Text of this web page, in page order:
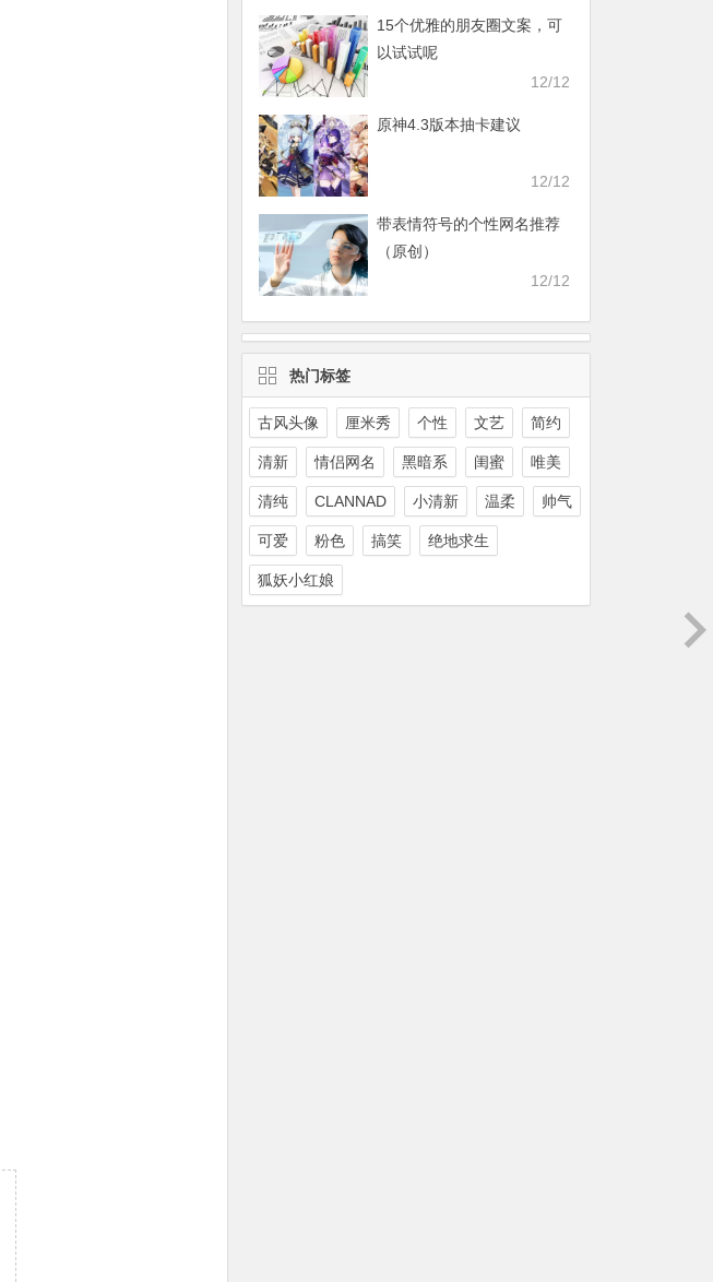
15个优雅的朋友圈文案，可
以试试呢
12/12
原神4.3版本抽卡建议
12/12
带表情符号的个性网名推荐
（原创）
12/12
热门标签
古风头像 厘米秀 个性 文艺 简约
清新 情侣网名 黑暗系 闺蜜 唯美
清纯 CLANNAD 小清新 温柔 帅气
可爱 粉色 搞笑 绝地求生
狐妖小红娘